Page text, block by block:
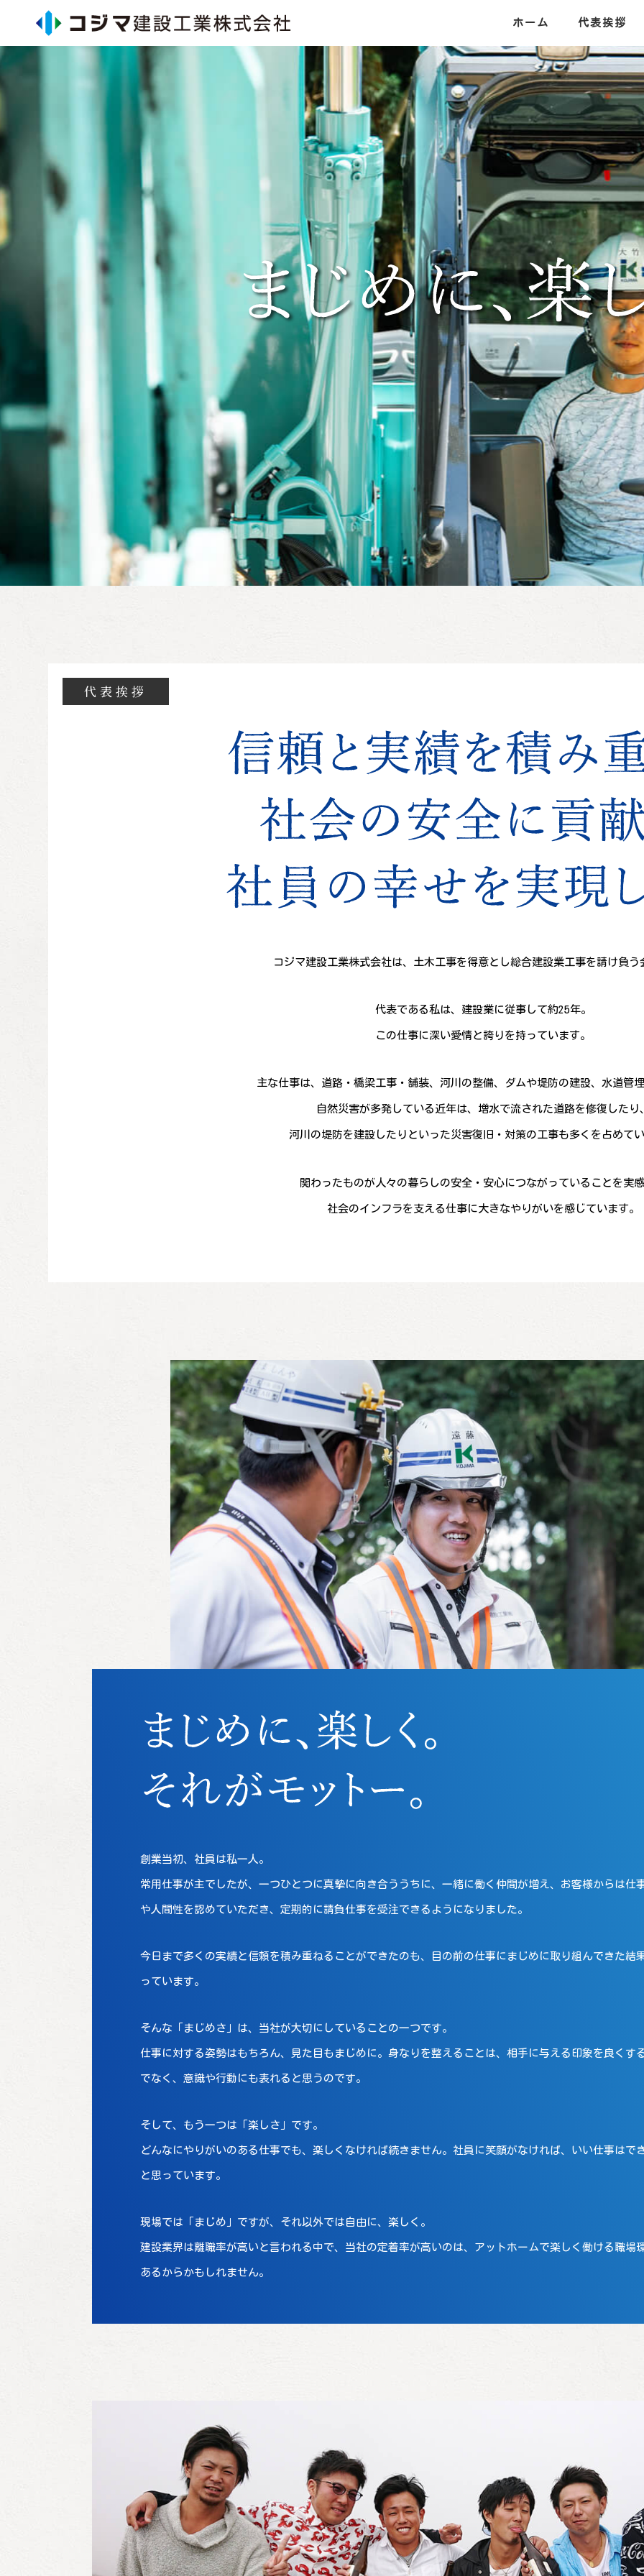
ホーム 代表挨拶
代表挨拶
コジマ建設工業株式会社は、土木工事を得意とし総合建設業工事を請け負う
代表である私は、建設業に従事して約25年。
この仕事に深い愛情と誇りを持っています。
主な仕事は、道路・橋梁工事・舗装、河川の整備、ダムや堤防の建設、水道管
自然災害が多発している近年は、増水で流された道路を修復したり
河川の堤防を建設したりといった災害復旧・対策の工事も多くを占めて
関わったものが人々の暮らしの安全・安心につながっていることを実
社会のインフラを支える仕事に大きなやりがいを感じています。
創業当初、社員は私一人。
常用仕事が主でしたが、一つひとつに真摯に向き合ううちに、一緒に働く仲間が増え、お客様からは仕
や人間性を認めていただき、定期的に請負仕事を受注できるようになりました。
今日まで多くの実績と信頼を積み重ねることができたのも、目の前の仕事にまじめに取り組んできた結
っています。
そんな「まじめさ」は、当社が大切にしていることの一つです。
仕事に対する姿勢はもちろん、見た目もまじめに。身なりを整えることは、相手に与える印象を良くす
でなく、意識や行動にも表れると思うのです。
そして、もう一つは「楽しさ」です。
どんなにやりがいのある仕事でも、楽しくなければ続きません。社員に笑顔がなければ、いい仕事はで
と思っています。
現場では「まじめ」ですが、それ以外では自由に、楽しく。
建設業界は離職率が高いと言われる中で、当社の定着率が高いのは、アットホームで楽しく働ける職場
あるからかもしれません。